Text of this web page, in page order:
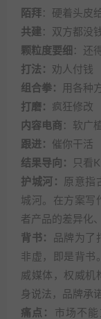
陌拜 ：硬着头皮
共建 ：双方都没
颗粒度要细 ：还
打法： 劝人付钱
组合拳：
用各种
打磨： 疯狂修改
内容电商 ：软广
跟进： 催你干活
结果导向：
只看
护城河： 原意指
城河。在方案写
者产品的差异化
背书： 品牌为了
非虚，即是背书
威媒体，权威机
身说法，品牌承
痛点： 市场不